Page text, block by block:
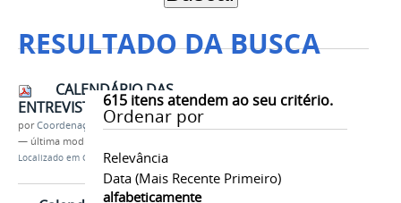
RESULTADO DA BUSCA
615itens atendem ao seu critério.
Ordenar por
Relevância
Data (mais Recente Primeiro)
alfabeticamente
CALENDÁRIO DAS
ENTREVISTAS / MESTRADO
porCoordenação
— última modificação
Localizado em Contents /Documentos